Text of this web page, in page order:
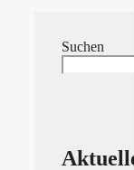
Suchen